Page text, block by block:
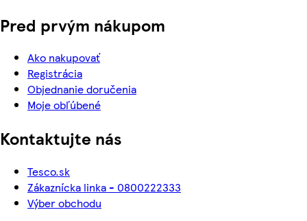
Pred prvým nákupom
Ako nakupovať
Registrácia
Objednanie doručenia
Moje obľúbené
Kontaktujte nás
Tesco.sk
Zákaznícka linka - 0800222333
Výber obchodu